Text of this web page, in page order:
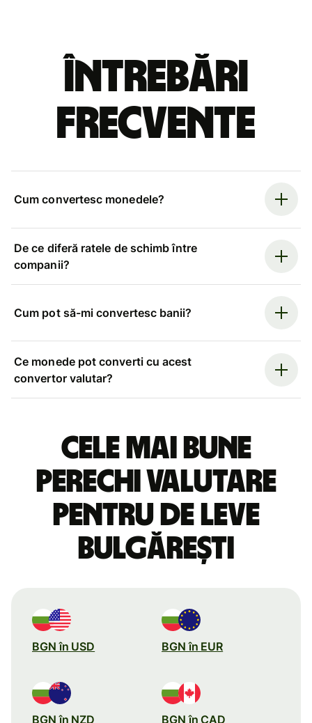
Întrebări
frecvente
Cum convertesc monedele?
De ce diferă ratele de schimb între
companii?
Cum pot să-mi convertesc banii?
Ce monede pot converti cu acest
convertor valutar?
Cele mai bune
perechi valutare
pentru de leve
bulgărești
BGN în USD BGN în EUR
BGN în NZD BGN în CAD